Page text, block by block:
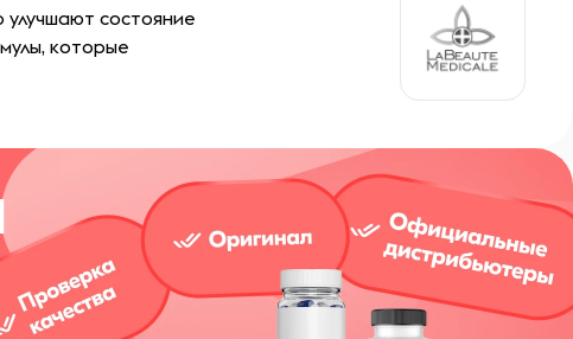
состояние
которые
красоты, так и в